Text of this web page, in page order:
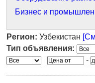
Бизнес и
Регион: Узбекистан
Тип объявления:
-